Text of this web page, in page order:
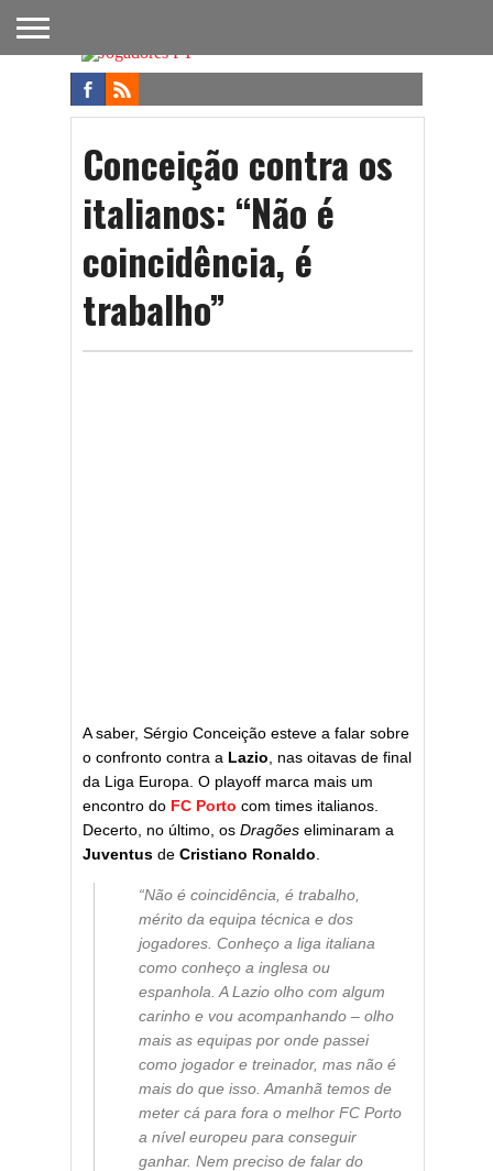
FUTEBOL
NACIONAL
FUTEBOL
INTERNACIONAL
NOTÍCIAS
ONDE
ASSISTIR
FUTEBOL
NA TV
APOSTAS
Conceição contra os
italianos: “Não é
coincidência, é
trabalho”
A saber, Sérgio Conceição esteve a falar sobre
o confronto contra a Lazio , nas oitavas de final
da Liga Europa. O playoff marca mais um
encontro do FC Porto com times italianos.
Decerto, no último, os Dragões eliminaram a
Juventus de Cristiano Ronaldo
“Não é coincidência, é trabalho,
mérito da equipa técnica e dos
jogadores. Conheço a liga italiana
como conheço a inglesa ou
espanhola. A Lazio olho com algum
carinho e vou acompanhando – olho
mais as equipas por onde passei
como jogador e treinador, mas não é
mais do que isso. Amanhã temos de
meter cá para fora o melhor FC Porto
a nível europeu para conseguir
ganhar. Nem preciso de falar do